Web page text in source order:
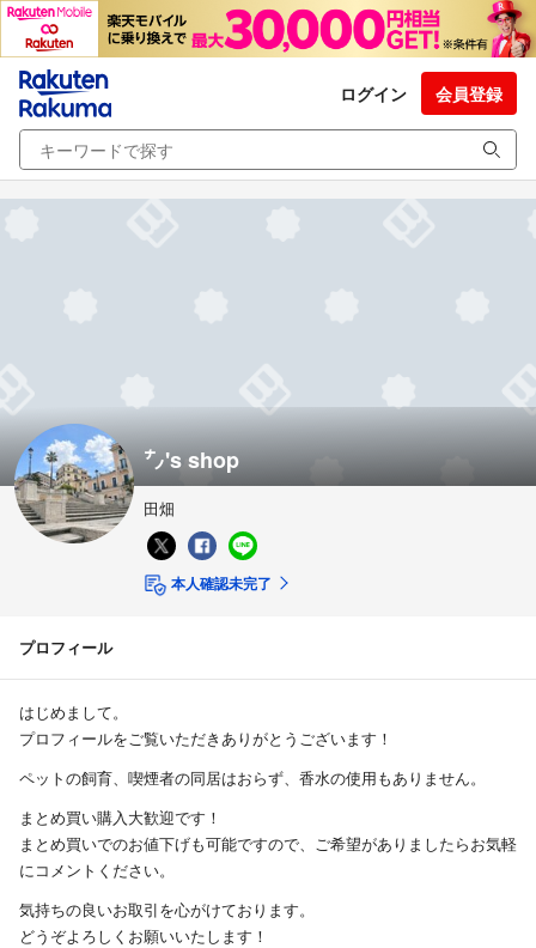
ログイン 会員登録
㌨'s shop
田畑
本人確認未完了
プロフィール
はじめまして。
プロフィールをご覧いただきありがとうございます！
ペットの飼育、喫煙者の同居はおらず、香水の使用もありません。
まとめ買い購入大歓迎です！
まとめ買いでのお値下げも可能ですので、ご希望がありましたらお気軽
にコメントください。
気持ちの良いお取引を心がけております。
どうぞよろしくお願いいたします！